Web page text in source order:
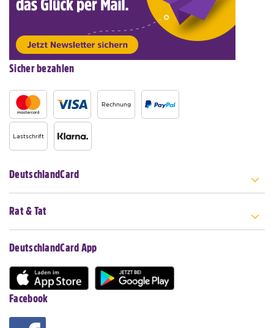
Sicher bezahlen
Rechnung
Lastschrift
DeutschlandCard
Rat & Tat
DeutschlandCard App
Facebook